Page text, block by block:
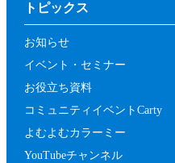
トピックス
お知らせ
イベント・セミナー
お役立ち資料
コミュニティイベントCarty
よむよむカラーミー
YouTubeチャンネル